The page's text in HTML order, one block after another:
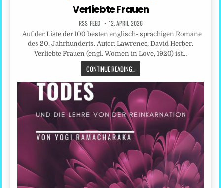
Verliebte Frauen
RSS-FEED 12. APRIL 2026
Auf der Liste der 100 besten englisch- sprachigen Romane
des 20. Jahrhunderts. Autor: Lawrence, David Herber.
Verliebte Frauen (engl. Women in Love, 1920) ist…
CONTINUE READING...